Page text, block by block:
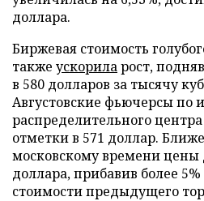
доллара.
Биржевая стоимость
также ускориларост,
в 580 долларов за тысячу
Августовские фьючерсы по
распределительного
отметки в 571 доллар.
московскому времени цены
доллара, прибавив более
стоимости предыдущего